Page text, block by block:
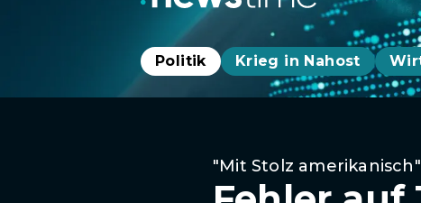
Politik Krieg in Nahost
"Mit Stolz amerikanisch"